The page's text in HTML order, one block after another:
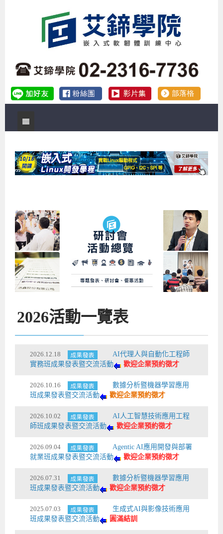
關於艾鍗
儲備講師計劃
最新補助課程
師資介紹
開發板介紹
環境設備
最新職缺
獲獎與榮耀
課程說明會
政府補助職訓說明會
嵌入式Linux開發系列課程
[學程] 嵌入式Linux開發實務
Linux系統建置實務
Linux系統程式設計
ARM Boot Loader設計
Raspberry Pi之Python程式設計硬體控制
嵌入式Linux開發與AI影像辨識
MCU韌體設計系列課程
ARM MCU單晶片韌體開發
USB韌體設計
[學程]MCU韌體設計實戰
生醫感測器整合設計班
穿戴式裝置應用開發
嵌入式即時作業系統FreeRTOS 設計實作
硬體/IC設計系列課程
全能電路設計實戰班
感測電路設計與應用
工業電子丙級輔導考照課程
SoC FPGA嵌入式設計實戰
[學程]感測電路Plus+MCU韌體設計實戰
AI人工智慧系列課程
AI深度學習與影像辨識實戰
AI機器學習與深度學習實戰班
青少年AI人工智慧實作班
AI課程總覽頁
AI邊緣運算實作TensorFlow Lite for MCU
AI深度學習之問答系統實作
AI強化學習 - 自動控制應用
iPAS AI應用規劃師能力鑑定
iPAS巨量資料分析師
iPAS機器學習工程師
Web及雲端系列課程
AI雲端原生與MLOps自動化實務
n8n 零基礎工作自動化實戰班
Web全端開發應用班
資訊安全實務
[學程]物聯網全端與深度學習整合
[學程]物聯網整合開發實戰
Web全端開發應用
5G技術-SDN與Mininet實作
嵌入式物聯網開發實戰
iPAS AIoT應用工程師(物聯網類)
5G-SDN通訊系列課程
SDN網路技術與Mininet實戰
ROS機器人開發系列課程
ROS機器人自走車系統開發應用
ROS機器手臂控制&演算法實戰
電腦視覺與影像處理課程
影像課程總覽
AI深度學習與影像辨識實戰
嵌入式Linux開發與AI影像辨識
ARM系列課程
ARM Boot Loader設計
ARM Cortex-M0 應用整合設計
C語言程式設計
資料結構精修班
Python程式實戰養成學程
Android系列課程
Android嵌入式平台開發訓練班
Android Framework
iOS程式開發系列課程
iPhone程式設計進階班
Android嵌入式平台開發訓練班
產品應用系列課程
熱門課程
讓 AI 成為你的數位同事
AI雲端原生與MLOps自動化實務
n8n 零基礎工作自動化實戰班
iPAS AI應用規劃師能力鑑定課程
數位課程總覽
嵌入式Linux開發系列
嵌入式Linux學程(數位豪華版)
Linux驅動程式
使用C語言控制Raspberry Pi
Linux 作業系統實務
Raspberry Pi 開發入門
MCU韌體開發系列
Python硬體控制-Pi Pico物聯網實作
AI邊緣運算實作TensorFlow Lite for MCU
iPAS AI應用規劃師能力鑑定課程
生成式AI能力認證
生成式AI基礎模型到Agentic AI
Python機器學習與深度學習
AI雲端原生與MLOps自動化實務
自然語言處理與大型語言模型
資料分析與視覺化
Edge AI與Pi Pico實作應用
Web及雲端系列課程
AI雲端原生與MLOps自動化實務
Web全端開發應用班
物聯網整合開發與應用
Python硬體控制-Pi Pico物聯網實作
iPAS AIoT應用工程師(物聯網類)
5G - SDN與Mininet實作
iPAS產業人才能力鑑定系列
iPAS AI應用規劃師
iPAS AIoT應用工程師(物聯網類)
iPAS巨量資料分析師
升大學APCS/學習歷程專區
高中生升學超前部署課程總覽
APCS檢定 Python課程
APCS檢定 C語言課程
APCS檢定培訓課程
【遠距同步】青少年AI冬/夏令營
程式語言系列
C語言程式設計
Python程式設計
JavaScript程式設計
Python進階程式設計：從資料結構到演算法
Raspberry Pi系列
Python硬體控制-Pi Pico
Raspberry Pi 使用入門
硬體控制使用Python
5G關鍵技術- SDN與Mininet實作
創意程式設計系列
micro:bit 創意程式設計
補助專班
待業青年職訓課程(29歲以下)
Kubernetes工程師養成班
[假日班]AI邊緣運算實作TensorFlow Lite for MCU
更多...
企業服務
企業教育訓練
企業儲值優惠方案
企業徵才
電腦教室租借服務[台北]
合作夥伴專區
研討活動
學員專區
學員見證
廠商求才
學員常見問題
學員權益與報名須知
最新成果展
工程師學習地圖
校園巡迴講座
青少年AI人工智慧實作班[高中生]
高中生升學超前部署課程總覽
會員優惠
2026活動一覽表
2026.12.18
AI代理人與自動化工程師
實務班成果發表暨交流活動
歡迎企業預約徵才
2026.10.16
數據分析暨機器學習應用
班成果發表暨交流活動
歡迎企業預約徵才
2026.10.02
AI人工智慧技術應用工程
師班成果發表暨交流活動
歡迎企業預約徵才
2026.09.04
Agentic AI應用開發與部署
就業班成果發表暨交流活動
歡迎企業預約徵才
2026.07.31
數據分析暨機器學習應用
班成果發表暨交流活動
歡迎企業預約徵才
2025.07.03
生成式AI與影像技術應用
班成果發表暨交流活動
圓滿結訓